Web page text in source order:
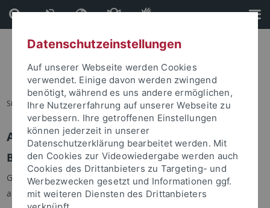
Direkt
zum
Inhalt
Direkt
zur
Fußleiste
Sie sind hier: Startseite
Anmelden
Benutzeranmeldung
Geben Sie Ihren Benutzernamen und Ihr Passwort an um sich
anzumelden:
Datenschutzeinstellungen
Auf unserer Webseite werden Cookies
verwendet. Einige davon werden zwingend
benötigt, während es uns andere ermöglichen,
Ihre Nutzererfahrung auf unserer Webseite zu
verbessern. Ihre getroffenen Einstellungen
können jederzeit in unserer
Datenschutzerklärung bearbeitet werden. Mit
den Cookies zur Videowiedergabe werden auch
Cookies des Drittanbieters zu Targeting- und
Werbezwecken gesetzt und Informationen ggf.
mit weiteren Diensten des Drittanbieters